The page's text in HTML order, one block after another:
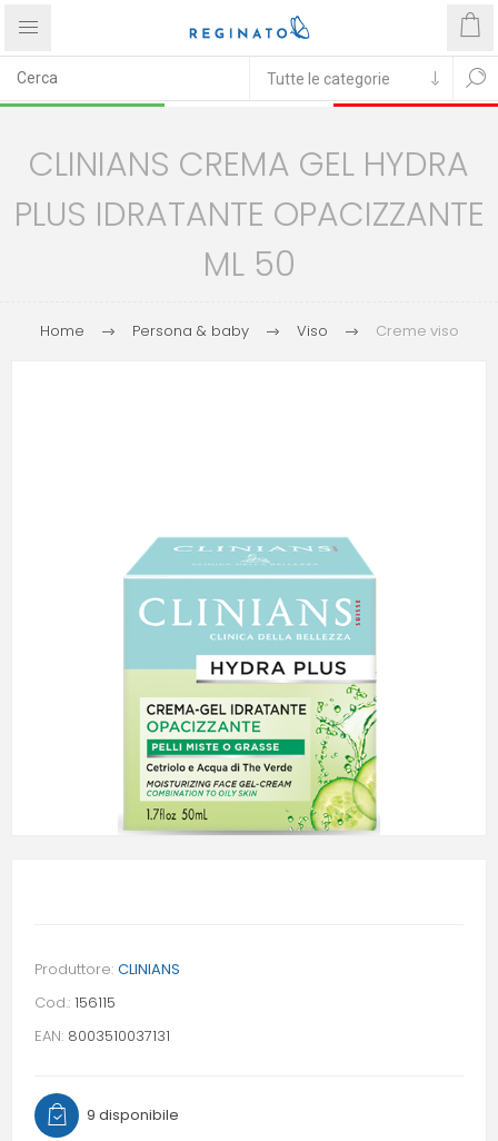
CLINIANS CREMA GEL HYDRA
PLUS IDRATANTE OPACIZZANTE
ML 50
Home Persona & baby Viso Creme viso
Produttore: CLINIANS
Cod.: 156115
EAN: 8003510037131
9 disponibile